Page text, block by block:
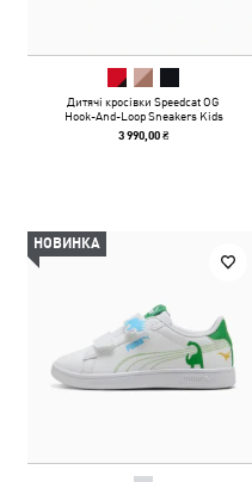
Дитячі кросівки Speedcat OG
Hook-And-Loop Sneakers Kids
3 990,00 ₴
НОВИНКА